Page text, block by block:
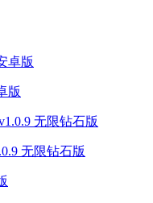
版
无限钻石版